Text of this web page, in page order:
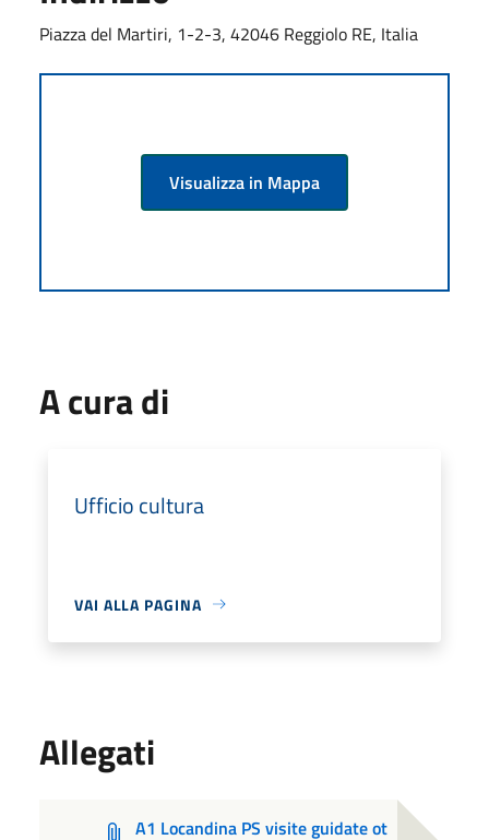
Piazza del Martiri, 1-2-3, 42046 Reggiolo RE, Italia
Visualizza in Mappa
A cura di
Ufficio cultura
VAI ALLA PAGINA
Allegati
A1 Locandina PS visite guidate ot